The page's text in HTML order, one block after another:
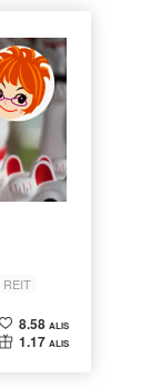
REIT
8.58 ALIS
1.17 ALIS